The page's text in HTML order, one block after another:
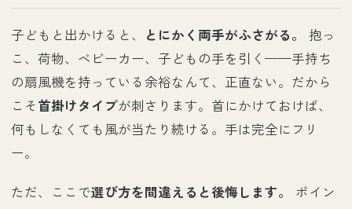
子どもと出かけると、 とにかく両手がふさがる。
抱っ
こ、荷物、ベビーカー、子どもの手を引く——手持ち
の扇風機を持っている余裕なんて、正直ない。だから
こそ首掛けタイプが刺さります。首にかけておけば、
何もしなくても風が当たり続ける。手は完全にフリ
ー。
ただ、ここで選び方を間違えると後悔します。
ポイン